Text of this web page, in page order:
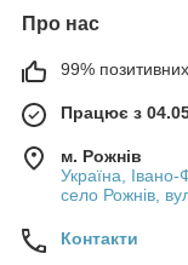
Про нас
99% позитивних
Працює з
м. Рожнів
Україна, Івано-
село Рожнів,
Контакти